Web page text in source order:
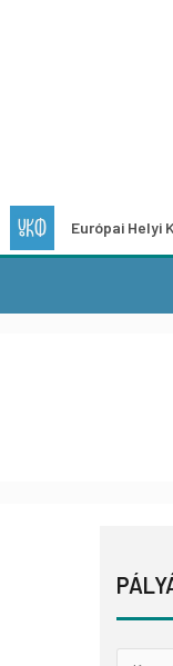
Európai Helyi Kultúra –